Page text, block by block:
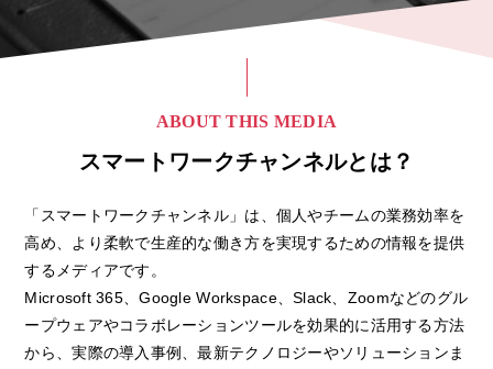
ABOUT THIS MEDIA
スマートワークチャンネルとは？
「スマートワークチャンネル」は、個人やチームの業務効率を
高め、より柔軟で生産的な働き方を実現するための情報を提供
するメディアです。
Microsoft 365、Google Workspace、Slack、Zoomなどのグル
ープウェアやコラボレーションツールを効果的に活用する方法
から、実際の導入事例、最新テクノロジーやソリューションま